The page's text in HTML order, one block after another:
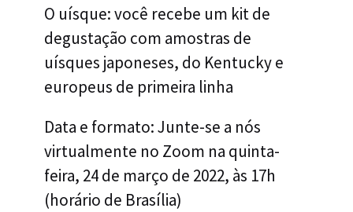
O uísque: você recebe um kit de
degustação com amostras de
uísques japoneses, do Kentucky e
europeus de primeira linha
Data e formato: Junte-se a nós
virtualmente no Zoom na quinta-
feira, 24 de março de 2022, às 17h
(horário de Brasília)